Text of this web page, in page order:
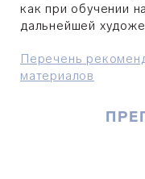
как при обучении
дальнейшей
Перечень
материалов